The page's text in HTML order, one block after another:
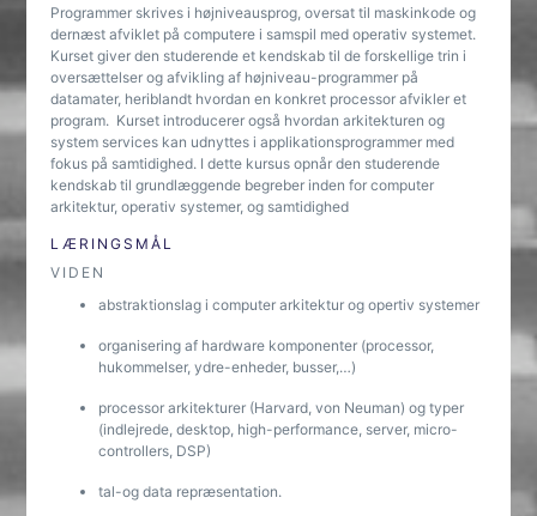
Programmer skrives i højniveausprog, oversat til maskinkode og
dernæst afviklet på computere i samspil med operativ systemet.
Kurset giver den studerende et kendskab til de forskellige trin i
oversættelser og afvikling af højniveau-programmer på
datamater, heriblandt hvordan en konkret processor afvikler et
program. Kurset introducerer også hvordan arkitekturen og
system services kan udnyttes i applikationsprogrammer med
fokus på samtidighed. I dette kursus opnår den studerende
kendskab til grundlæggende begreber inden for computer
arkitektur, operativ systemer, og samtidighed
LÆRINGSMÅL
VIDEN
abstraktionslag i computer arkitektur og opertiv systemer
organisering af hardware komponenter (processor,
hukommelser, ydre-enheder, busser,…)
processor arkitekturer (Harvard, von Neuman) og typer
(indlejrede, desktop, high-performance, server, micro-
controllers, DSP)
tal-og data repræsentation.